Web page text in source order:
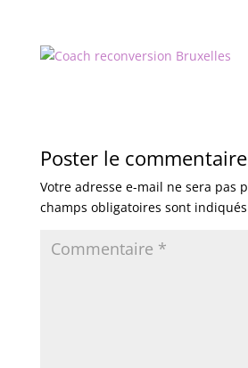
Poster le commentaire
Votre adresse e-mail ne sera pas
champs obligatoires sont